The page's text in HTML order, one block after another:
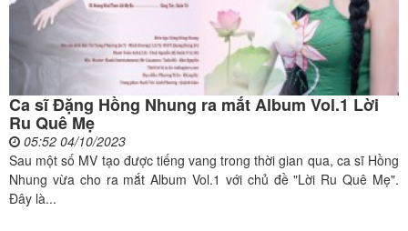
Ca sĩ Đặng Hồng Nhung ra mắt Album Vol.1 Lời
Ru Quê Mẹ
05:52 04/10/2023
Sau một số MV tạo được tiếng vang trong thời gian qua, ca sĩ Hồng
Nhung vừa cho ra mắt Album Vol.1 với chủ đề "Lời Ru Quê Mẹ".
Đây là...